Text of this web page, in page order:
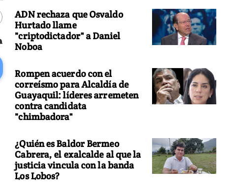
ADN rechaza que Osvaldo
Hurtado llame
"criptodictador" a Daniel
Noboa
Rompen acuerdo con el
correísmo para Alcaldía de
Guayaquil: líderes arremeten
contra candidata
"chimbadora"
¿Quién es Baldor Bermeo
Cabrera, el exalcalde al que la
justicia vincula con la banda
Los Lobos?